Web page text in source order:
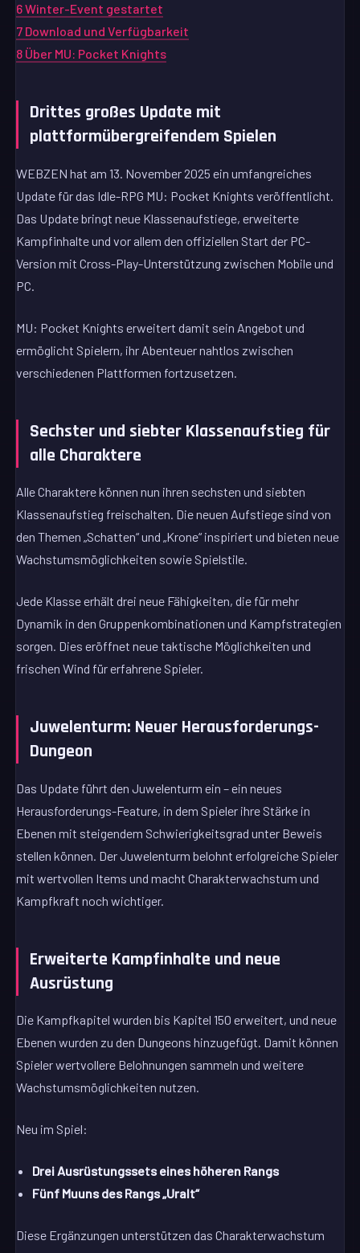
6Winter-Event gestartet
7 Download und Verfügbarkeit
8 Über MU: Pocket Knights
Drittes großes Update mit
plattformübergreifendem Spielen
WEBZEN hat am 13. November 2025 ein umfangreiches
Update für das Idle-RPG MU: Pocket Knights veröffentlicht.
Das Update bringt neue Klassenaufstiege, erweiterte
Kampfinhalte und vor allem den offiziellen Start der PC-
Version mit Cross-Play-Unterstützung zwischen Mobile und
PC.
MU: Pocket Knights erweitert damit sein Angebot und
ermöglicht Spielern, ihr Abenteuer nahtlos zwischen
verschiedenen Plattformen fortzusetzen.
Sechster und siebter Klassenaufstieg für
alle Charaktere
Alle Charaktere können nun ihren sechsten und siebten
Klassenaufstieg freischalten. Die neuen Aufstiege sind von
den Themen „Schatten“ und „Krone“ inspiriert und bieten neue
Wachstumsmöglichkeiten sowie Spielstile.
Jede Klasse erhält drei neue Fähigkeiten, die für mehr
Dynamik in den Gruppenkombinationen und Kampfstrategien
sorgen. Dies eröffnet neue taktische Möglichkeiten und
frischen Wind für erfahrene Spieler.
Juwelenturm: Neuer Herausforderungs-
Dungeon
Das Update führt den Juwelenturm ein – ein neues
Herausforderungs-Feature, in dem Spieler ihre Stärke in
Ebenen mit steigendem Schwierigkeitsgrad unter Beweis
stellen können. Der Juwelenturm belohnt erfolgreiche Spieler
mit wertvollen Items und macht Charakterwachstum und
Kampfkraft noch wichtiger.
Erweiterte Kampfinhalte und neue
Ausrüstung
Die Kampfkapitel wurden bis Kapitel 150 erweitert, und neue
Ebenen wurden zu den Dungeons hinzugefügt. Damit können
Spieler wertvollere Belohnungen sammeln und weitere
Wachstumsmöglichkeiten nutzen.
Neu im Spiel:
Drei Ausrüstungssets eines höheren Rangs
Fünf Muuns des Rangs „Uralt“
Diese Ergänzungen unterstützen das Charakterwachstum